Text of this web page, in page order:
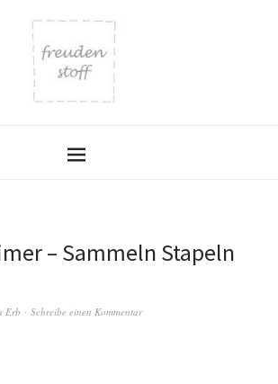
– Sammeln Stapeln
Erb Schreibe einen Kommentar